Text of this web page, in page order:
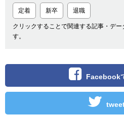
定着 新卒 退職
クリックすることで関連する記事・デ
す。
Facebook